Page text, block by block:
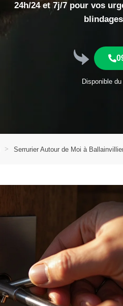
24h/24 et 7j/7 pour vos
Disponible
Serrurier Autour de Moi à